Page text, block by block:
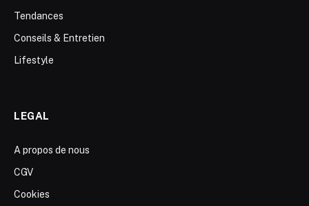
Tendances
Conseils & Entretien
Lifestyle
LEGAL
A propos de nous
CGV
Cookies